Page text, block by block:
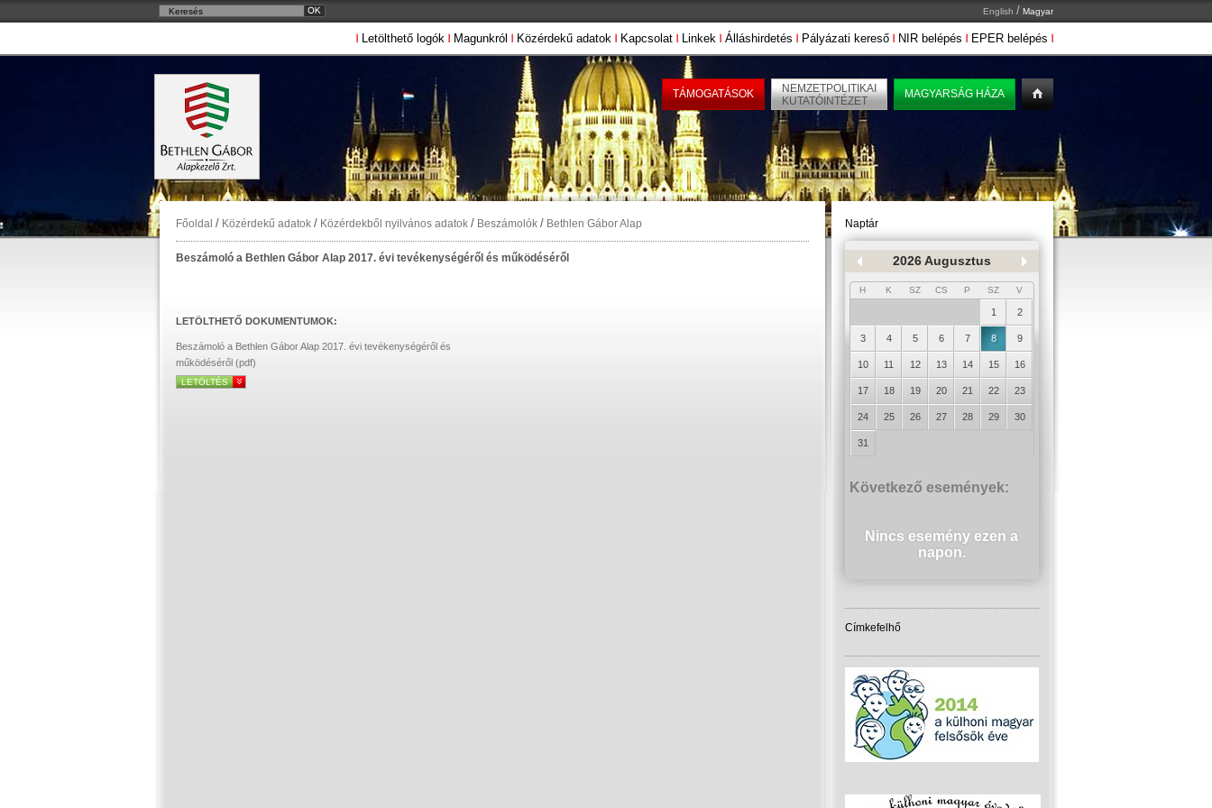
English / Magyar
Letölthető logók Magunkról Közérdekű adatok Kapcsolat Linkek Álláshirdetés Pályázati kereső NIR belépés EPER belépés
TÁMOGATÁSOK
NEMZETPOLITIKAI
KUTATÓINTÉZET
MAGYARSÁG HÁZA
Főoldal / Közérdekű adatok / Közérdekből nyilvános adatok / Beszámolók / Bethlen Gábor Alap
Beszámoló a Bethlen Gábor Alap 2017. évi tevékenységéről és működéséről
LETÖLTHETŐ DOKUMENTUMOK:
Beszámoló a Bethlen Gábor Alap 2017. évi tevékenységéről és
működéséről (pdf)
LETÖLTÉS
Naptár
2026 Augusztus
H K SZ CS P SZ V
1 2
3 4 5 6 7 8 9
10 11 12 13 14 15 16
17 18 19 20 21 22 23
24 25 26 27 28 29 30
31
Következő események:
Nincs esemény ezen a
napon.
Címkefelhő